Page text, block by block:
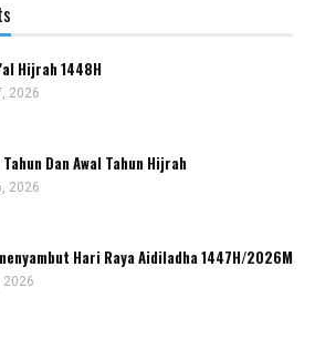
Hijrah 1448H
2026
Dan Awal Tahun Hijrah
2026
Hari Raya Aidiladha 1447H/2026M
2026